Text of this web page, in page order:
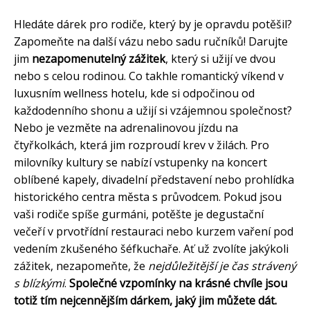
Hledáte dárek pro rodiče, který by je opravdu potěšil?
Zapomeňte na další vázu nebo sadu ručníků! Darujte
jim nezapomenutelný zážitek, který si užijí ve dvou
nebo s celou rodinou. Co takhle romantický víkend v
luxusním wellness hotelu, kde si odpočinou od
každodenního shonu a užijí si vzájemnou společnost?
Nebo je vezměte na adrenalinovou jízdu na
čtyřkolkách, která jim rozproudí krev v žilách. Pro
milovníky kultury se nabízí vstupenky na koncert
oblíbené kapely, divadelní představení nebo prohlídka
historického centra města s průvodcem. Pokud jsou
vaši rodiče spíše gurmáni, potěšte je degustační
večeří v prvotřídní restauraci nebo kurzem vaření pod
vedením zkušeného šéfkuchaře. Ať už zvolíte jakýkoli
zážitek, nezapomeňte, že nejdůležitější je čas strávený
s blízkými. Společné vzpomínky na krásné chvíle jsou
totiž tím nejcennějším dárkem, jaký jim můžete dát.